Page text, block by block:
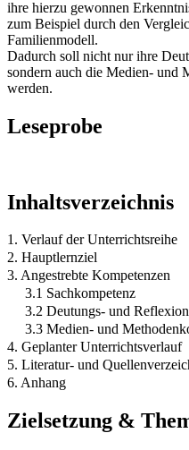
ihre hierzu gewonnen
zum Beispiel durch den
Familienmodell.
Dadurch soll nicht nur ihre
sondern auch die Medien- und
werden.
Leseprobe
Inhaltsverzeichnis
1. Verlauf der Unterrichtsreihe
2. Hauptlernziel
3. Angestrebte Kompetenzen
3.1 Sachkompetenz
3.2 Deutungs- und
3.3 Medien- und
4. Geplanter Unterrichtsverlauf
5. Literatur- und
6. Anhang
Zielsetzung &